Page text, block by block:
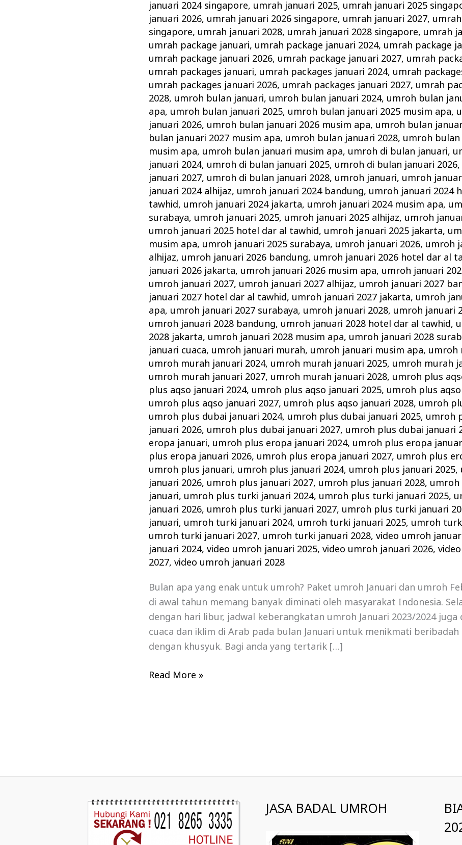
januari 2024 singapore, umrah januari 2025, umrah januari 2025
januari 2026, umrah januari 2026 singapore, umrah januari 2027,
singapore, umrah januari 2028, umrah januari 2028 singapore, umrah
umrah package januari, umrah package januari 2024, umrah package
umrah package januari 2026, umrah package januari 2027, umrah
umrah packages januari, umrah packages januari 2024, umrah
umrah packages januari 2026, umrah packages januari 2027, umrah
2028, umroh bulan januari, umroh bulan januari 2024, umroh bulan
apa, umroh bulan januari 2025, umroh bulan januari 2025 musim apa,
januari 2026, umroh bulan januari 2026 musim apa, umroh bulan
bulan januari 2027 musim apa, umroh bulan januari 2028, umroh bulan
musim apa, umroh bulan januari musim apa, umroh di bulan januari,
januari 2024, umroh di bulan januari 2025, umroh di bulan januari 2026,
januari 2027, umroh di bulan januari 2028, umroh januari, umroh
januari 2024 alhijaz, umroh januari 2024 bandung, umroh januari 2024
tawhid, umroh januari 2024 jakarta, umroh januari 2024 musim apa,
surabaya, umroh januari 2025, umroh januari 2025 alhijaz, umroh
umroh januari 2025 hotel dar al tawhid, umroh januari 2025 jakarta,
musim apa, umroh januari 2025 surabaya, umroh januari 2026, umroh
alhijaz, umroh januari 2026 bandung, umroh januari 2026 hotel dar al
januari 2026 jakarta, umroh januari 2026 musim apa, umroh januari
umroh januari 2027, umroh januari 2027 alhijaz, umroh januari 2027
januari 2027 hotel dar al tawhid, umroh januari 2027 jakarta, umroh
apa, umroh januari 2027 surabaya, umroh januari 2028, umroh januari
umroh januari 2028 bandung, umroh januari 2028 hotel dar al tawhid,
2028 jakarta, umroh januari 2028 musim apa, umroh januari 2028
januari cuaca, umroh januari murah, umroh januari musim apa, umroh
umroh murah januari 2024, umroh murah januari 2025, umroh murah
umroh murah januari 2027, umroh murah januari 2028, umroh plus
plus aqso januari 2024, umroh plus aqso januari 2025, umroh plus
umroh plus aqso januari 2027, umroh plus aqso januari 2028, umroh
umroh plus dubai januari 2024, umroh plus dubai januari 2025, umroh
januari 2026, umroh plus dubai januari 2027, umroh plus dubai januari
eropa januari, umroh plus eropa januari 2024, umroh plus eropa
plus eropa januari 2026, umroh plus eropa januari 2027, umroh plus
umroh plus januari, umroh plus januari 2024, umroh plus januari 2025,
januari 2026, umroh plus januari 2027, umroh plus januari 2028,
januari, umroh plus turki januari 2024, umroh plus turki januari 2025,
januari 2026, umroh plus turki januari 2027, umroh plus turki januari
januari, umroh turki januari 2024, umroh turki januari 2025, umroh
umroh turki januari 2027, umroh turki januari 2028,video umroh
januari 2024,video umroh januari 2025,video umroh januari 2026,
2027,video umroh januari 2028
Bulan apa yang enak untuk umroh? Paket umroh Januari dan umroh
di awal tahun memang banyak diminati oleh masyarakat Indonesia.
dengan hari libur, jadwal keberangkatan umroh Januari 2023/2024 juga
cuaca dan iklim di Arab pada bulan Januari untuk menikmati beribadah
dengan khusyuk. Bagi anda yang tertarik […]
Read More »
JASA BADAL UMROH